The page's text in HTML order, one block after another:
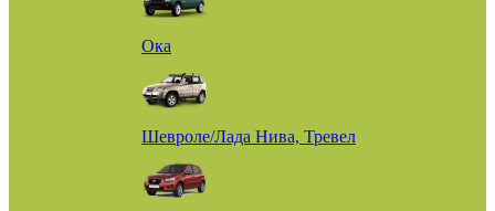
Ока
Шевроле/Лада Нива, Тревел